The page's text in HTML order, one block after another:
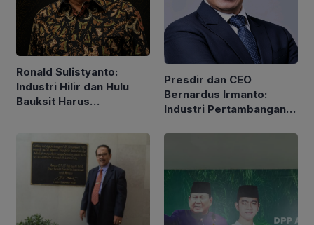
Ronald Sulistyanto:
Industri Hilir dan Hulu
Bauksit Harus
Presdir dan CEO
Bernardus Irmanto:
Industri Pertambangan
Nilai Ekonomi